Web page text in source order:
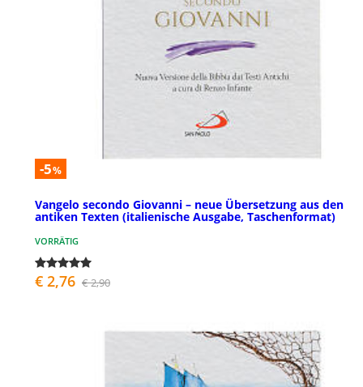
-5%
Vangelo secondo Giovanni – neue Übersetzung aus den
antiken Texten (italienische Ausgabe, Taschenformat)
VORRÄTIG
€ 2,76 € 2,90